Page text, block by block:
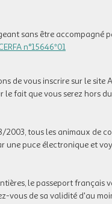
sans être
n°15646*01
de vous inscrire sur le site
le fait que vous serez hors
2003, tous les animaux de
une puce électronique et
le passeport français
vous de sa validité d'au